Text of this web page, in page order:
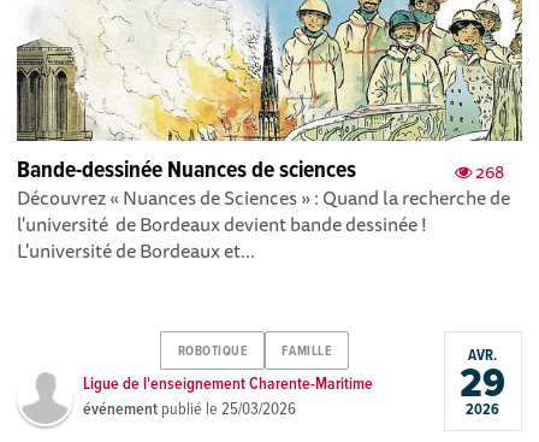
268
Bande-dessinée Nuances de sciences
Découvrez « Nuances de Sciences » : Quand la recherche de
l'université de Bordeaux devient bande dessinée !
L'université de Bordeaux et...
ROBOTIQUE FAMILLE
Ligue de l'enseignement Charente-Maritime
événement publié le25/03/2026
AVR.
29
2026